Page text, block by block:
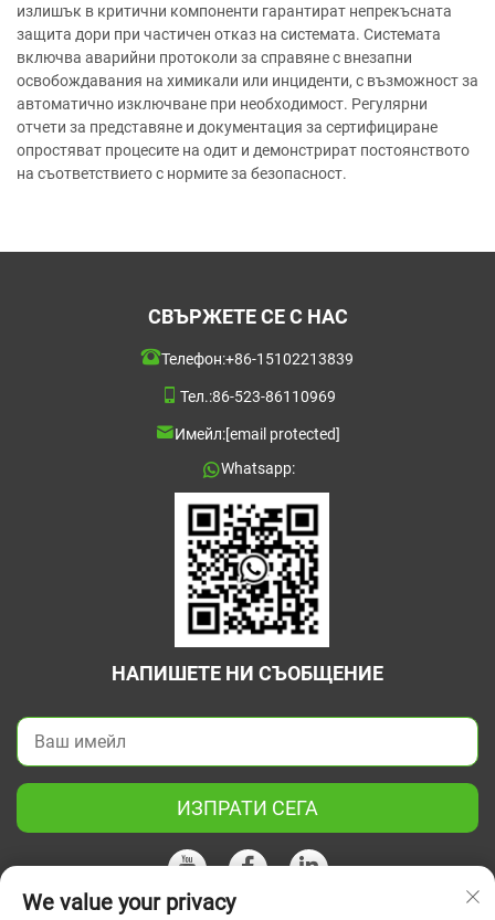
излишък в критични компоненти гарантират непрекъсната
защита дори при частичен отказ на системата. Системата
включва аварийни протоколи за справяне с внезапни
освобождавания на химикали или инциденти, с възможност за
автоматично изключване при необходимост. Регулярни
отчети за представяне и документация за сертифициране
опростяват процесите на одит и демонстрират постоянството
на съответствието с нормите за безопасност.
СВЪРЖЕТЕ СЕ С НАС
Телефон:+86-15102213839
Тел.:86-523-86110969
Имейл:[email protected]
Whatsapp:
НАПИШЕТЕ НИ СЪОБЩЕНИЕ
ИЗПРАТИ СЕГА
We value your privacy